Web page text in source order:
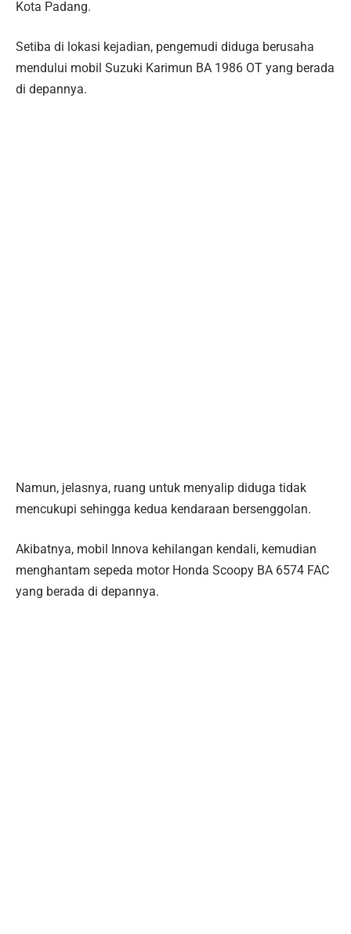
Kota Padang.
Setiba di lokasi kejadian, pengemudi diduga berusaha
mendului mobil Suzuki Karimun BA 1986 OT yang berada
di depannya.
Namun, jelasnya, ruang untuk menyalip diduga tidak
mencukupi sehingga kedua kendaraan bersenggolan.
Akibatnya, mobil Innova kehilangan kendali, kemudian
menghantam sepeda motor Honda Scoopy BA 6574 FAC
yang berada di depannya.